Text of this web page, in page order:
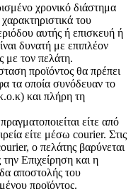
χρονικό διάστημα
του
αυτής ή επισκευή ή
δυνατή με επιπλέον
με τον πελάτη.
προϊόντος θα πρέπει
τα οποία συνόδευαν το
και πλήρη τη
είτε από
είτε μέσω courier. Στις
o πελάτης βαρύνεται
Επιχείρηση και η
αποστολής του
προϊόντος.